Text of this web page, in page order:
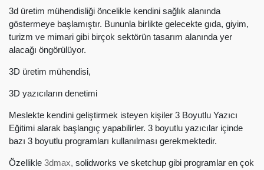
3d üretim mühendisliği öncelikle kendini sağlık alanında
göstermeye başlamıştır. Bununla birlikte gelecekte gıda, giyim,
turizm ve mimari gibi birçok sektörün tasarım alanında yer
alacağı öngörülüyor.
3D üretim mühendisi,
3D yazıcıların denetimi
Meslekte kendini geliştirmek isteyen kişiler 3 Boyutlu Yazıcı
Eğitimi alarak başlangıç yapabilirler. 3 boyutlu yazıcılar içinde
bazı 3 boyutlu programları kullanılması gerekmektedir.
Özellikle 3dmax, solidworks ve sketchup gibi programlar en çok